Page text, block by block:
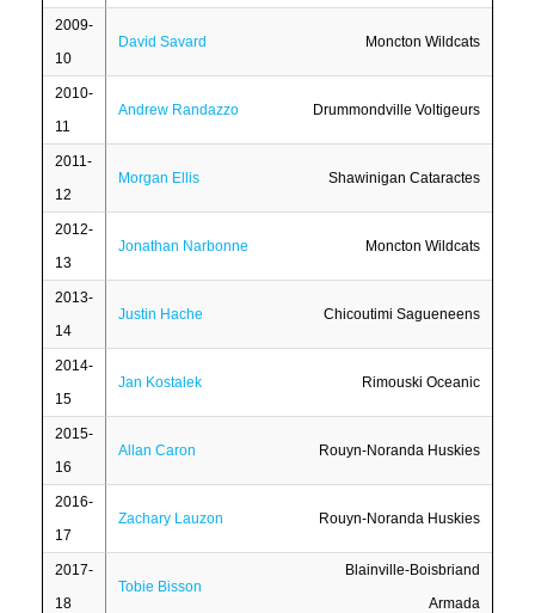
2009-
10
David Savard Moncton Wildcats
2010-
11
Andrew Randazzo Drummondville Voltigeurs
2011-
12
Morgan Ellis Shawinigan Cataractes
2012-
13
Jonathan Narbonne Moncton Wildcats
2013-
14
Justin Hache Chicoutimi Sagueneens
2014-
15
Jan Kostalek Rimouski Oceanic
2015-
16
Allan Caron Rouyn-Noranda Huskies
2016-
17
Zachary Lauzon Rouyn-Noranda Huskies
2017-
18
Tobie Bisson
Blainville-Boisbriand
Armada